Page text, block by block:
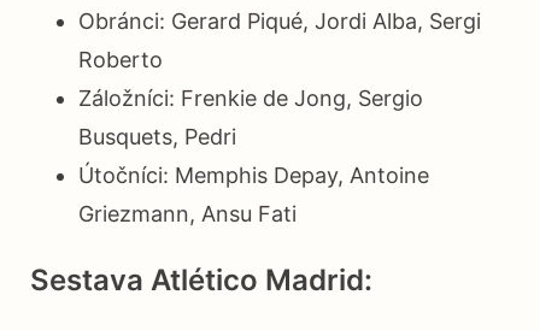
Obránci: Gerard Piqué, Jordi Alba, Sergi
Roberto
Záložníci: Frenkie de Jong, Sergio
Busquets, Pedri
Útočníci: Memphis Depay, Antoine
Griezmann, Ansu Fati
Sestava Atlético Madrid: